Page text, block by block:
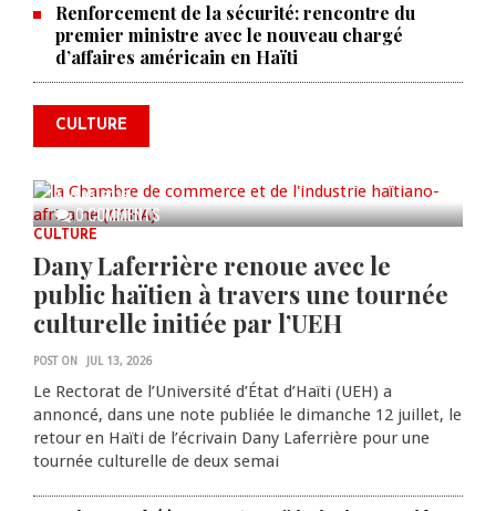
Renforcement de la sécurité: rencontre du
premier ministre avec le nouveau chargé
d’affaires américain en Haïti
CULTURE
0 COMMENTS
La Chambre de commerce et de
l'industrie haïtiano-africaine
annonce des activités pour
commémorer le 235e
anniversaire de la cérémonie du
AUG 05, 2026
CULTURE
Dany Laferrière renoue avec le
public haïtien à travers une tournée
culturelle initiée par l’UEH
POST ON JUL 13, 2026
Le Rectorat de l’Université d’État d’Haïti (UEH) a
annoncé, dans une note publiée le dimanche 12 juillet, le
retour en Haïti de l’écrivain Dany Laferrière pour une
tournée culturelle de deux semai